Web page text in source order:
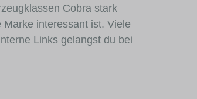
Cobra stark
interessant ist. Viele
Links gelangst du bei